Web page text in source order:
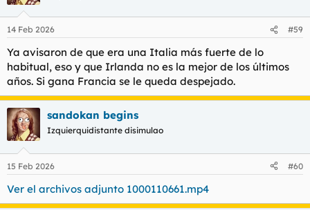
14 Feb 2026 #59
Ya avisaron de que era una Italia más fuerte de lo
habitual, eso y que Irlanda no es la mejor de los últimos
años. Si gana Francia se le queda despejado.
sandokan begins
Izquierquidistante disimulao
15 Feb 2026 #60
Ver el archivos adjunto 1000110661.mp4